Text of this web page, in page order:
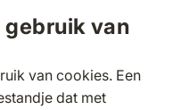
van
van cookies. Een
dat met